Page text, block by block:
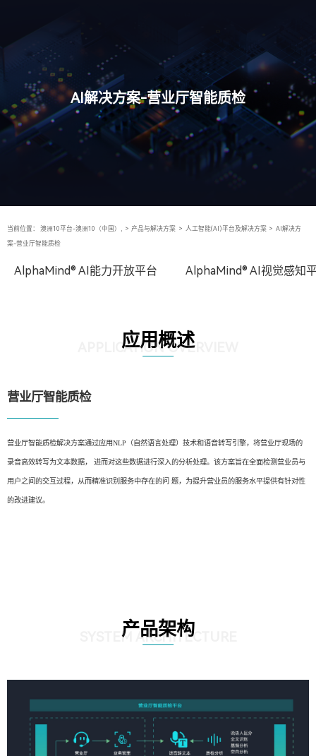
AI解决方案-营业厅智能质检
当前位置： 澳洲10平台-澳洲10（中国）, > 产品与解决方案 > 人工智能(AI)平台及解决方案 > AI解决方
案-营业厅智能质检
AlphaMind® AI能力开放平台 AlphaMind® AI视觉感知
应用概述
APPLICATION OVERVIEW
营业厅智能质检
营业厅智能质检解决方案通过应用NLP（自然语言处理）技术和语音转写引擎，将营业厅现场的
录音高效转写为文本数据， 进而对这些数据进行深入的分析处理。该方案旨在全面检测营业员与
用户之间的交互过程，从而精准识别服务中存在的问 题，为提升营业员的服务水平提供有针对性
的改进建议。
产品架构
SYSTEM ARCHITECTURE